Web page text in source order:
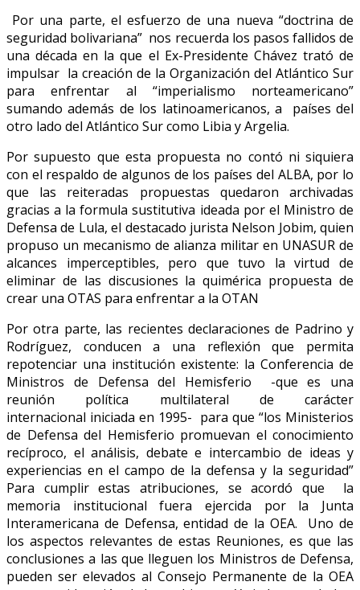
Por una parte, el esfuerzo de una nueva “doctrina de
seguridad bolivariana” nos recuerda los pasos fallidos de
una década en la que el Ex-Presidente Chávez trató de
impulsar la creación de la Organización del Atlántico Sur
para enfrentar al “imperialismo norteamericano”
sumando además de los latinoamericanos, a países del
otro lado del Atlántico Sur como Libia y Argelia.
Por supuesto que esta propuesta no contó ni siquiera
con el respaldo de algunos de los países del ALBA, por lo
que las reiteradas propuestas quedaron archivadas
gracias a la formula sustitutiva ideada por el Ministro de
Defensa de Lula, el destacado jurista Nelson Jobim, quien
propuso un mecanismo de alianza militar en UNASUR de
alcances imperceptibles, pero que tuvo la virtud de
eliminar de las discusiones la quimérica propuesta de
crear una OTAS para enfrentar a la OTAN
Por otra parte, las recientes declaraciones de Padrino y
Rodríguez, conducen a una reflexión que permita
repotenciar una institución existente: la Conferencia de
Ministros de Defensa del Hemisferio -que es una
reunión política multilateral de carácter
internacional iniciada en 1995- para que “los Ministerios
de Defensa del Hemisferio promuevan el conocimiento
recíproco, el análisis, debate e intercambio de ideas y
experiencias en el campo de la defensa y la seguridad”
Para cumplir estas atribuciones, se acordó que la
memoria institucional fuera ejercida por la Junta
Interamericana de Defensa, entidad de la OEA. Uno de
los aspectos relevantes de estas Reuniones, es que las
conclusiones a las que lleguen los Ministros de Defensa,
pueden ser elevados al Consejo Permanente de la OEA